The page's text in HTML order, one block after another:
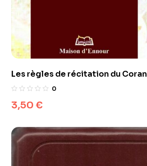
Les règles de récitation du Coran
0
3,50 €